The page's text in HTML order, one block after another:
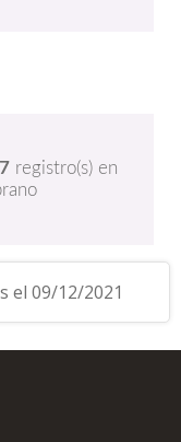
registro(s) en
el 09/12/2021